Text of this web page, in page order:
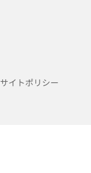
サイトポリシー